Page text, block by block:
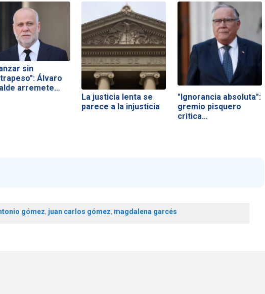
sin
Álvaro
arremete…
La justicia lenta se
parece a la injusticia
"Ignorancia absoluta":
gremio pisquero
critica…
gómez, juan carlos gómez, magdalena garcés